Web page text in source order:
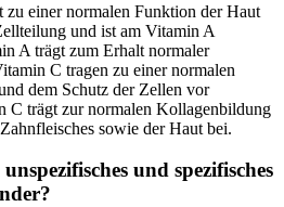
zu einer normalen Funktion der Haut
und ist am Vitamin A
A trägt zum Erhalt normaler
C tragen zu einer normalen
dem Schutz der Zellen vor
C trägt zur normalen Kollagenbildung
sowie der Haut bei.
und spezifisches